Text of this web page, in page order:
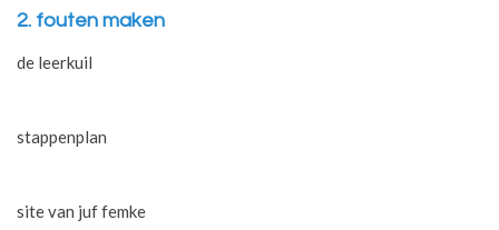
2. fouten maken
de leerkuil
stappenplan
site van juf femke